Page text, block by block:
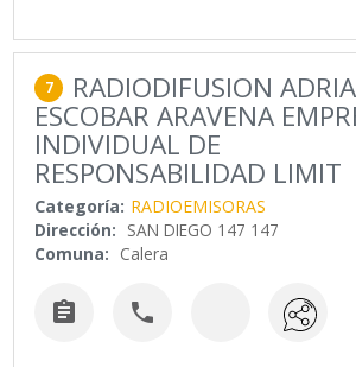
7 RADIODIFUSION
ESCOBAR ARAVENA
INDIVIDUAL DE
RESPONSABILIDAD LIMIT
Categoría: RADIOEMISORAS
Dirección: SAN DIEGO 147 147
Comuna: Calera
 